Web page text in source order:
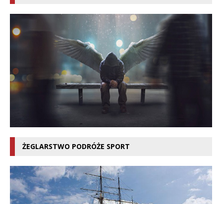
ŻEGLARSTWO PODRÓŻE SPORT